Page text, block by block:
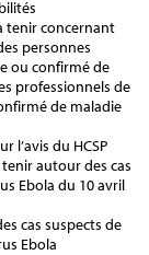
tenir concernant
personnes
ou confirmé de
professionnels de
de maladie
l’avis du HCSP
autour des cas
Ebola du 10 avril
cas suspects de
Ebola